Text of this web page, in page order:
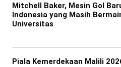
Mitchell Baker, Mesin Gol
Indonesia yang Masih
Universitas
Piala Kemerdekaan Malili